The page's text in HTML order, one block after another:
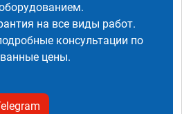
на все виды работ.
консультации по
цены.